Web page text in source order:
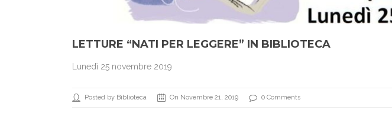
LETTURE “NATI PER LEGGERE” IN BIBLIOTECA
Lunedì 25 novembre 2019
Posted by Biblioteca On Novembre 21, 2019 0 Comments